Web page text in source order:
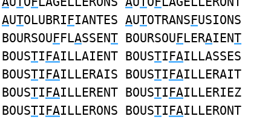
AUTOLUBRIFIANTES AUTOTRANSFUSIONS
BOURSOUFFLASSENT BOURSOUFLERAIENT
BOUSTIFAILLAIENT BOUSTIFAILLASSES
BOUSTIFAILLERAIS BOUSTIFAILLERAIT
BOUSTIFAILLERENT BOUSTIFAILLERIEZ
BOUSTIFAILLERONS BOUSTIFAILLERONT